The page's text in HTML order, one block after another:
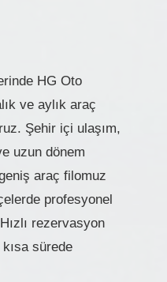
HG Oto
ve aylık araç
Şehir içi ulaşım,
uzun dönem
araç filomuz
profesyonel
rezervasyon
sürede